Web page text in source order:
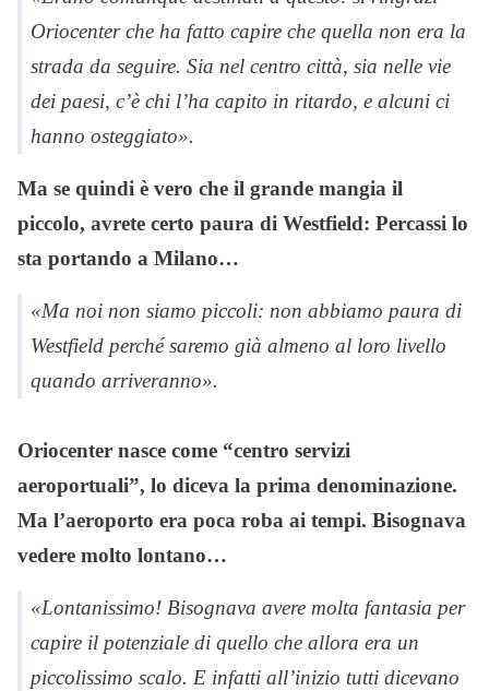
Oriocenter che ha fatto capire che quella non era la
strada da seguire. Sia nel centro città, sia nelle vie
dei paesi, c’è chi l’ha capito in ritardo, e alcuni ci
hanno osteggiato».
Ma se quindi è vero che il grande mangia il
piccolo, avrete certo paura di Westfield: Percassi lo
sta portando a Milano…
«Ma noi non siamo piccoli: non abbiamo paura di
Westfield perché saremo già almeno al loro livello
quando arriveranno».
Oriocenter nasce come “centro servizi
aeroportuali”, lo diceva la prima denominazione.
Ma l’aeroporto era poca roba ai tempi. Bisognava
vedere molto lontano…
«Lontanissimo! Bisognava avere molta fantasia per
capire il potenziale di quello che allora era un
piccolissimo scalo. E infatti all’inizio tutti dicevano